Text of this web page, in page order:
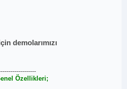
demolarımızı
Özellikleri;